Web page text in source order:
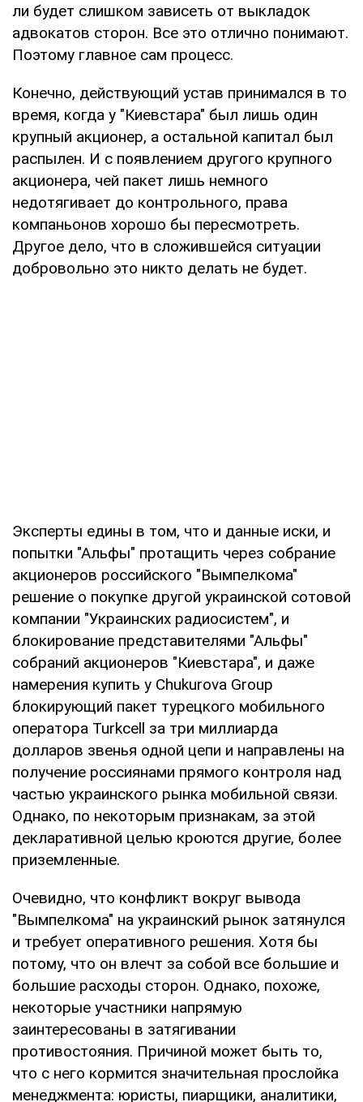
ли будет слишком зависеть от выкладок
адвокатов сторон. Все это отлично понимают.
Поэтому главное сам процесс.
Конечно, действующий устав принимался в то
время, когда у "Киевстара" был лишь один
крупный акционер, а остальной капитал был
распылен. И с появлением другого крупного
акционера, чей пакет лишь немного
недотягивает до контрольного, права
компаньонов хорошо бы пересмотреть.
Другое дело, что в сложившейся ситуации
добровольно это никто делать не будет.
Эксперты едины в том, что и данные иски, и
попытки "Альфы" протащить через собрание
акционеров российского "Вымпелкома"
решение о покупке другой украинской сотовой
компании "Украинских радиосистем", и
блокирование представителями "Альфы"
собраний акционеров "Киевстара", и даже
намерения купить у Chukurova Group
блокирующий пакет турецкого мобильного
оператора Turkcell за три миллиарда
долларов звенья одной цепи и направлены на
получение россиянами прямого контроля над
частью украинского рынка мобильной связи.
Однако, по некоторым признакам, за этой
декларативной целью кроются другие, более
приземленные.
Очевидно, что конфликт вокруг вывода
"Вымпелкома" на украинский рынок затянулся
и требует оперативного решения. Хотя бы
потому, что он влечт за собой все большие и
большие расходы сторон. Однако, похоже,
некоторые участники напрямую
заинтересованы в затягивании
противостояния. Причиной может быть то,
что с него кормится значительная прослойка
менеджмента: юристы, пиарщики, аналитики,